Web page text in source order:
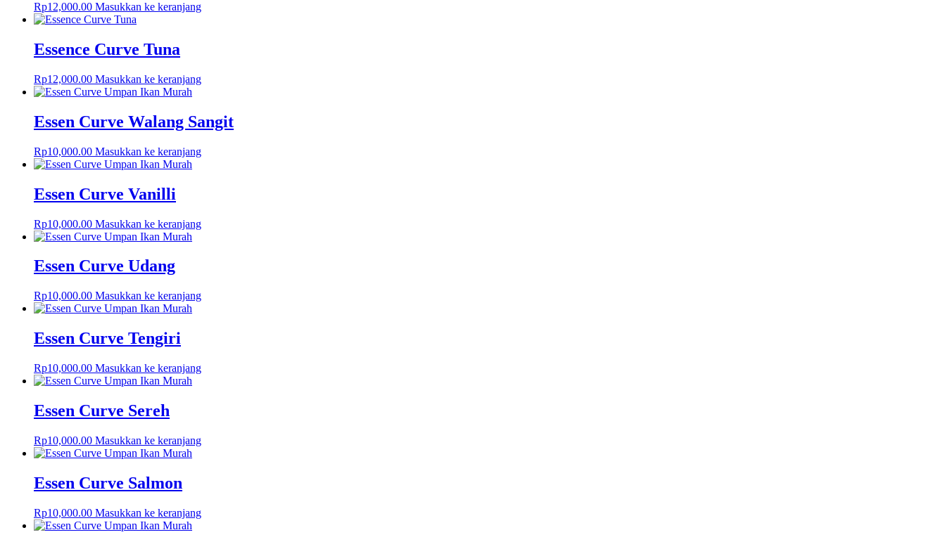
Rp12,000.00 Masukkan ke keranjang
Essence Curve Tuna
Rp12,000.00 Masukkan ke keranjang
Essen Curve Walang Sangit
Rp10,000.00 Masukkan ke keranjang
Essen Curve Vanilli
Rp10,000.00 Masukkan ke keranjang
Essen Curve Udang
Rp10,000.00 Masukkan ke keranjang
Essen Curve Tengiri
Rp10,000.00 Masukkan ke keranjang
Essen Curve Sereh
Rp10,000.00 Masukkan ke keranjang
Essen Curve Salmon
Rp10,000.00 Masukkan ke keranjang